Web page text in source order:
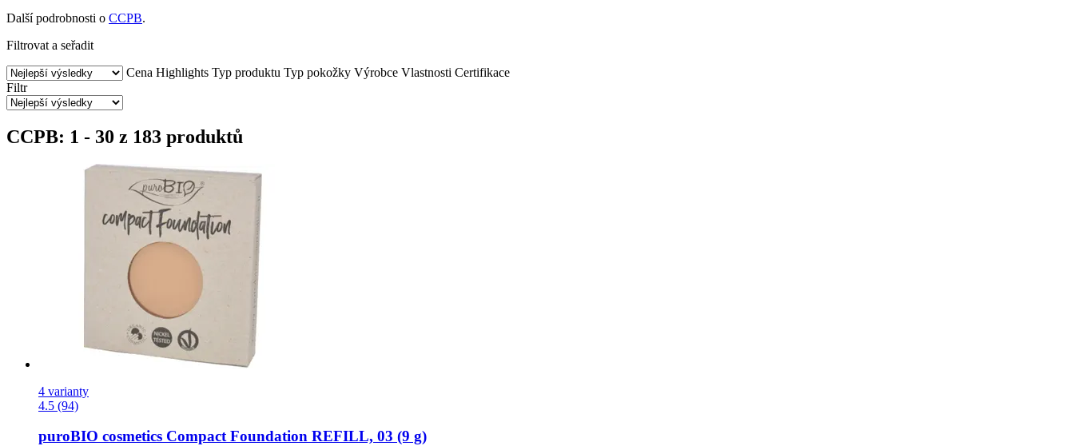
Další podrobnosti o CCPB.
Filtrovat a seřadit
Cena Highlights Typ produktu Typ pokožky Výrobce Vlastnosti Certifikace
Filtr
CCPB: 1 - 30 z 183 produktů
4 varianty
4.5 (94)
puroBIO cosmetics Compact Foundation REFILL, 03 (9 g)